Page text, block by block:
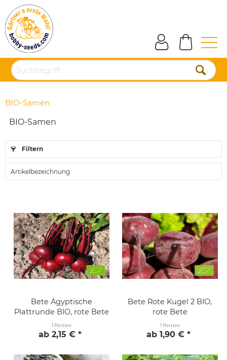
BIO-Samen
BIO-Samen
Filtern
Bete Ägyptische
Plattrunde BIO, rote Bete
1 Portion
ab 2,15 € *
Bete Rote Kugel 2 BIO,
rote Bete
1 Portion
ab 1,90 € *